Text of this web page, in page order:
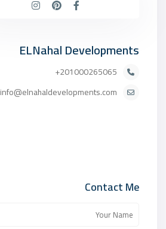
ELNahal Developments
201000265065+
info@elnahaldevelopments.com
Contact Me